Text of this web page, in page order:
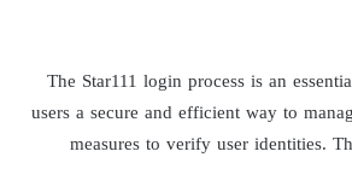
The Star111 login process is an
users a secure and efficient way to
measures to verify user identities.